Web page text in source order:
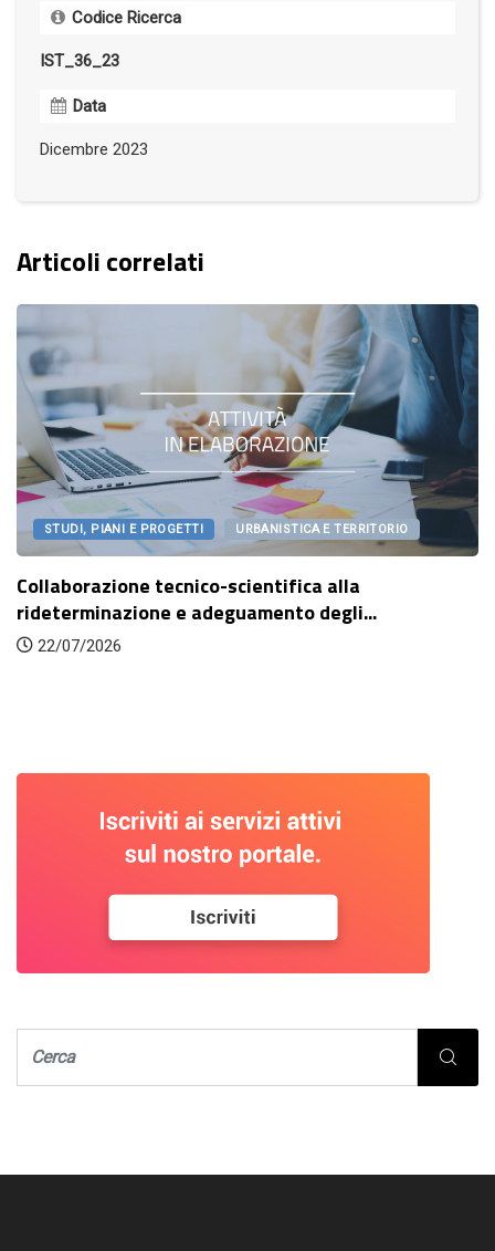
Codice Ricerca
IST_36_23
Data
Dicembre 2023
Articoli correlati
STUDI, PIANI E PROGETTI URBANISTICA E TERRITORIO
Collaborazione tecnico-scientifica alla
rideterminazione e adeguamento degli...
22/07/2026